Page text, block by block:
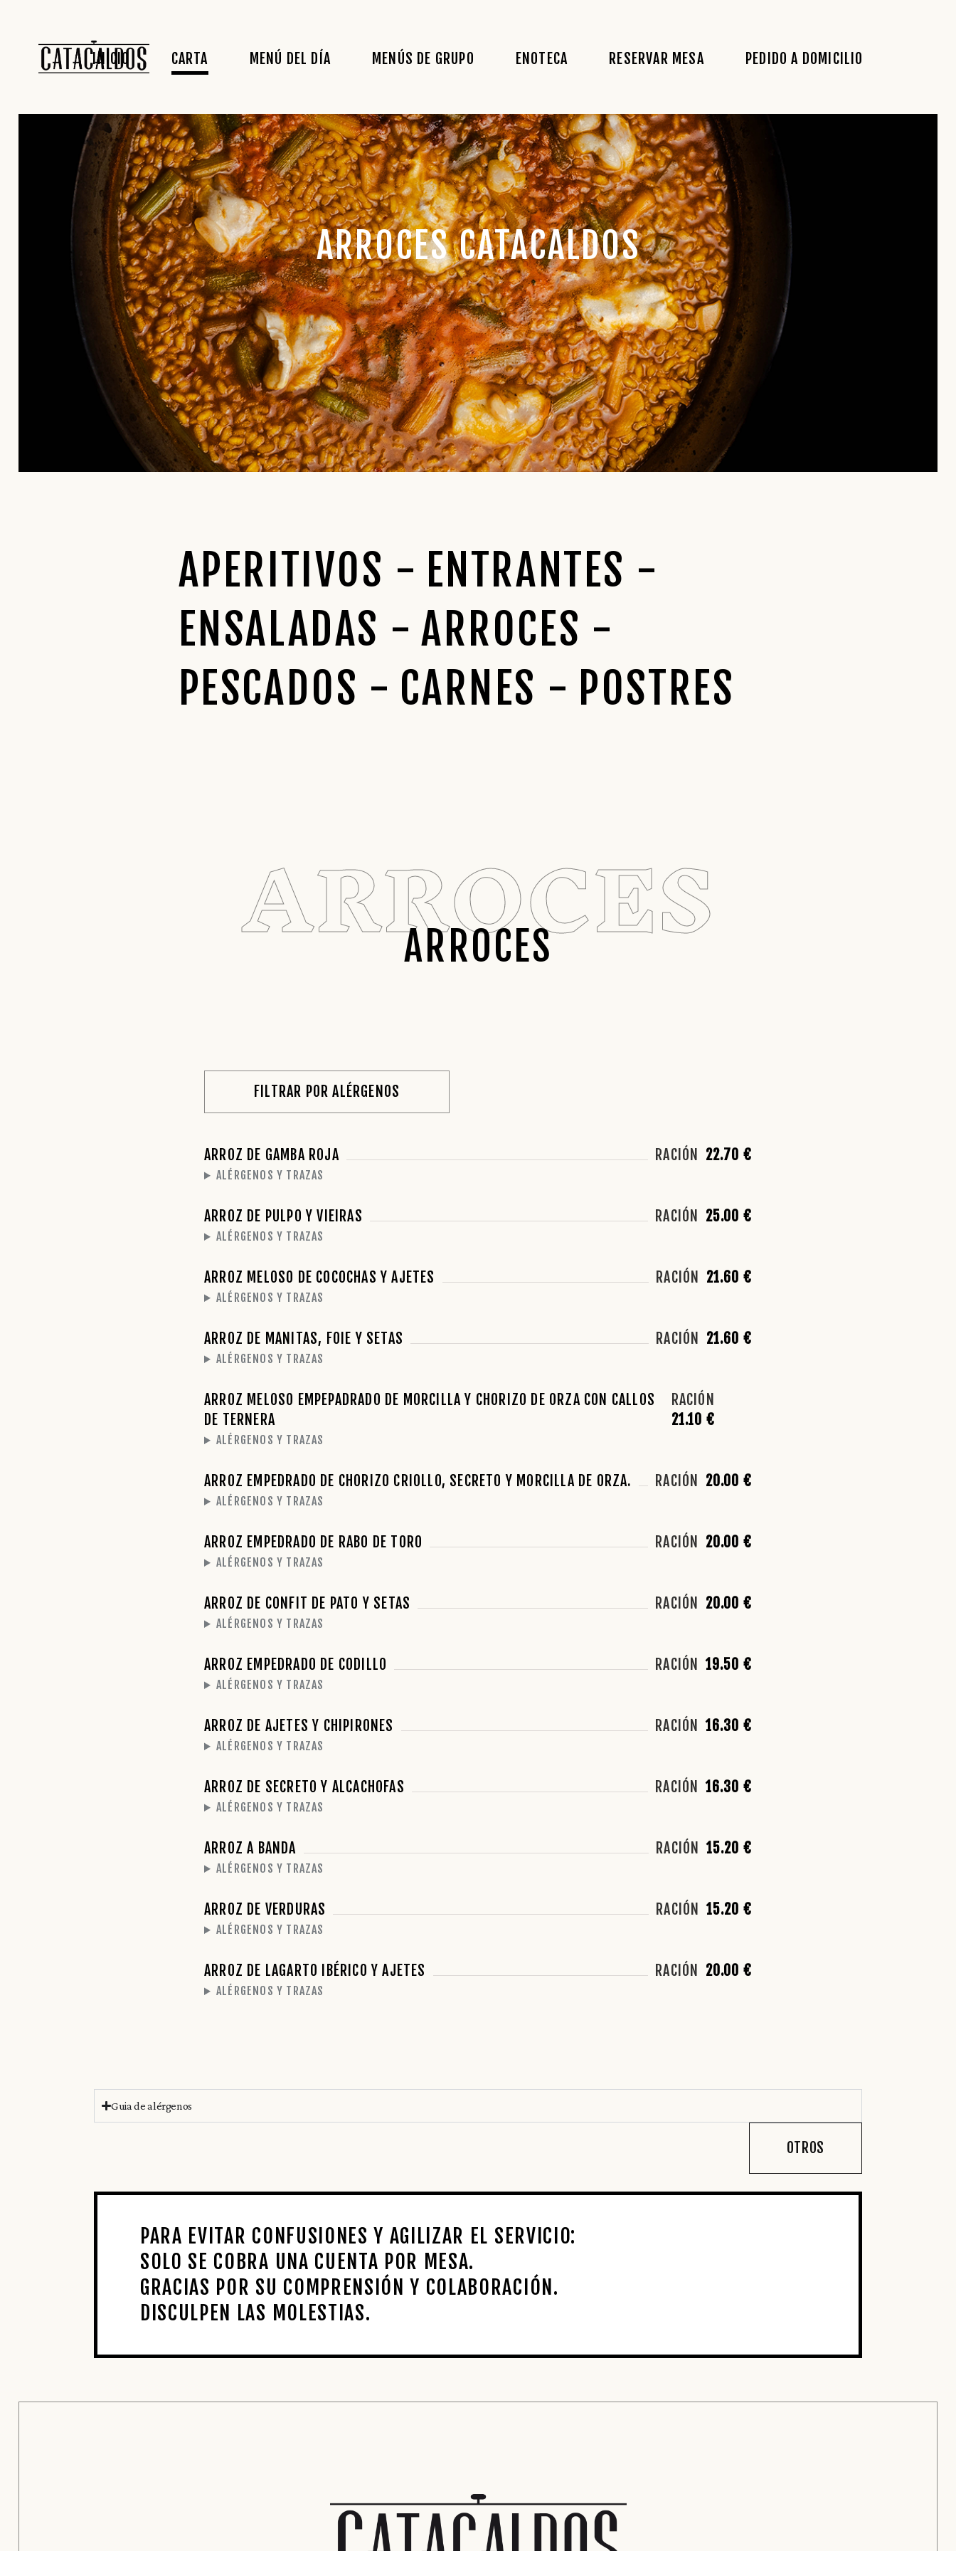
INICIO CARTA
APERITIVOS
ENTRANTES
ENSALADAS
ARROCES
PESCADOS
CARNES
POSTRES
OTROS
MENÚ DEL DÍA MENÚS DE GRUPO ENOTECA RESERVAR MESA PEDIDO A DOMICILIO
ENTRANTES
ARROCES
PESCADOS
CARNES
POSTRES
OTROS
ARROCES CATACALDOS
APERITIVOS
ENTRANTES
ENSALADAS
ARROCES
PESCADOS
CARNES POSTRES
ARROCES
ARROCES
FILTRAR POR ALÉRGENOS
ARROZ DE GAMBA ROJA RACIÓN 22.70 €
ALÉRGENOS Y TRAZAS
ARROZ DE PULPO Y VIEIRAS RACIÓN 25.00 €
ALÉRGENOS Y TRAZAS
ARROZ MELOSO DE COCOCHAS Y AJETES RACIÓN 21.60 €
ALÉRGENOS Y TRAZAS
ARROZ DE MANITAS, FOIE Y SETAS RACIÓN 21.60 €
ALÉRGENOS Y TRAZAS
ARROZ MELOSO EMPEPADRADO DE MORCILLA Y CHORIZO DE ORZA CON CALLOS
DE TERNERA
RACIÓN
21.10 €
ALÉRGENOS Y TRAZAS
ARROZ EMPEDRADO DE CHORIZO CRIOLLO, SECRETO Y MORCILLA DE ORZA. RACIÓN 20.00 €
ALÉRGENOS Y TRAZAS
ARROZ EMPEDRADO DE RABO DE TORO RACIÓN 20.00 €
ALÉRGENOS Y TRAZAS
ARROZ DE CONFIT DE PATO Y SETAS RACIÓN 20.00 €
ALÉRGENOS Y TRAZAS
ARROZ EMPEDRADO DE CODILLO RACIÓN 19.50 €
ALÉRGENOS Y TRAZAS
ARROZ DE AJETES Y CHIPIRONES RACIÓN 16.30 €
ALÉRGENOS Y TRAZAS
ARROZ DE SECRETO Y ALCACHOFAS RACIÓN 16.30 €
ALÉRGENOS Y TRAZAS
ARROZ A BANDA RACIÓN 15.20 €
ALÉRGENOS Y TRAZAS
ARROZ DE VERDURAS RACIÓN 15.20 €
ALÉRGENOS Y TRAZAS
ARROZ DE LAGARTO IBÉRICO Y AJETES RACIÓN 20.00 €
ALÉRGENOS Y TRAZAS
Guia de alérgenos
OTROS
PARA EVITAR CONFUSIONES Y AGILIZAR EL SERVICIO:
SOLO SE COBRA UNA CUENTA POR MESA.
GRACIAS POR SU COMPRENSIÓN Y COLABORACIÓN.
DISCULPEN LAS MOLESTIAS.